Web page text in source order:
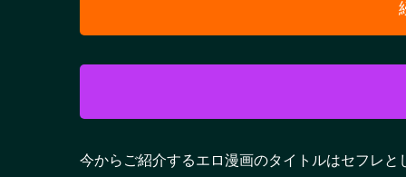
今からご紹介するエロ漫画のタイトルはセフレ